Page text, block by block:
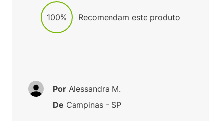
100% Recomendam este produto
Por Alessandra M.
De Campinas - SP